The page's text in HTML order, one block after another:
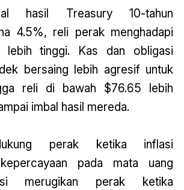
hasil Treasury 10-tahun
4.5%, reli perak menghadapi
lebih tinggi. Kas dan obligasi
bersaing lebih agresif untuk
reli di bawah $76.65 lebih
imbal hasil mereda.
perak ketika inflasi
pada mata uang
merugikan perak ketika